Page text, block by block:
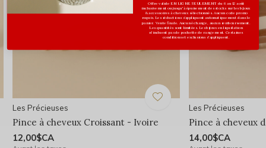
Les Précieuses
Pince à cheveux Croissant - Ivoire
12,00$CA
Les Précieuses
Pince à cheveux
14,00$CA
Offre valide EN LIGNE SEULEMENT du 6 au 12 août
inclusivement ou jusqu'à épuisement des stocks sur les bijoux
& accessoires à cheveux sélectionnés. Aucun code promo
requis. Les réductions s’appliquent automatiquement dans le
panier. Vente finale. Aucun échange, aucun remboursement.
Les quantités sont limitées. Les bijoux en liquidation
n'incluent pas de pochette de rangement. Certaines
conditions et exclusions s'appliquent.